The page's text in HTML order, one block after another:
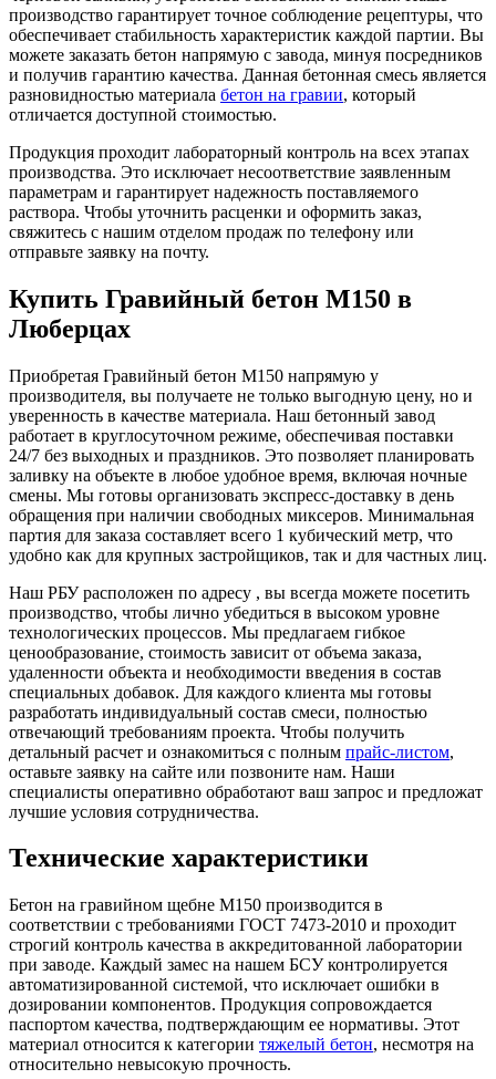
производство гарантирует точное соблюдение рецептуры, что
обеспечивает стабильность характеристик каждой партии. Вы
можете заказать бетон напрямую с завода, минуя посредников
и получив гарантию качества. Данная бетонная смесь является
разновидностью материала бетон на гравии, который
отличается доступной стоимостью.
Продукция проходит лабораторный контроль на всех этапах
производства. Это исключает несоответствие заявленным
параметрам и гарантирует надежность поставляемого
раствора. Чтобы уточнить расценки и оформить заказ,
свяжитесь с нашим отделом продаж по телефону или
отправьте заявку на почту.
Купить Гравийный бетон М150 в
Люберцах
Приобретая Гравийный бетон М150 напрямую у
производителя, вы получаете не только выгодную цену, но и
уверенность в качестве материала. Наш бетонный завод
работает в круглосуточном режиме, обеспечивая поставки
24/7 без выходных и праздников. Это позволяет планировать
заливку на объекте в любое удобное время, включая ночные
смены. Мы готовы организовать экспресс-доставку в день
обращения при наличии свободных миксеров. Минимальная
партия для заказа составляет всего 1 кубический метр, что
удобно как для крупных застройщиков, так и для частных лиц.
Наш РБУ расположен по адресу , вы всегда можете посетить
производство, чтобы лично убедиться в высоком уровне
технологических процессов. Мы предлагаем гибкое
ценообразование, стоимость зависит от объема заказа,
удаленности объекта и необходимости введения в состав
специальных добавок. Для каждого клиента мы готовы
разработать индивидуальный состав смеси, полностью
отвечающий требованиям проекта. Чтобы получить
детальный расчет и ознакомиться с полным прайс-листом,
оставьте заявку на сайте или позвоните нам. Наши
специалисты оперативно обработают ваш запрос и предложат
лучшие условия сотрудничества.
Технические характеристики
Бетон на гравийном щебне М150 производится в
соответствии с требованиями ГОСТ 7473-2010 и проходит
строгий контроль качества в аккредитованной лаборатории
при заводе. Каждый замес на нашем БСУ контролируется
автоматизированной системой, что исключает ошибки в
дозировании компонентов. Продукция сопровождается
паспортом качества, подтверждающим ее нормативы. Этот
материал относится к категории тяжелый бетон, несмотря на
относительно невысокую прочность.